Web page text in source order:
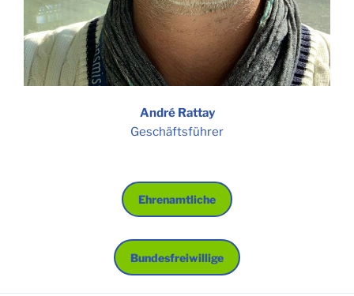
André Rattay
Geschäftsführer
Ehrenamtliche
Bundesfreiwillige